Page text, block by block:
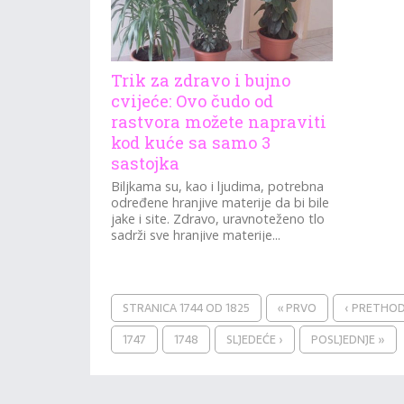
Trik za zdravo i bujno
cvijeće: Ovo čudo od
rastvora možete napraviti
kod kuće sa samo 3
sastojka
Biljkama su, kao i ljudima, potrebna
određene hranjive materije da bi bile
jake i site. Zdravo, uravnoteženo tlo
sadrži sve hranjive materije...
STRANICA 1744 OD 1825 « PRVO ‹
1747
1748 SLJEDEĆE › POSLJEDNJE »